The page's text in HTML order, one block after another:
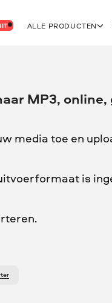
ALLE PRODUCTEN
MP3,
media toe en
is